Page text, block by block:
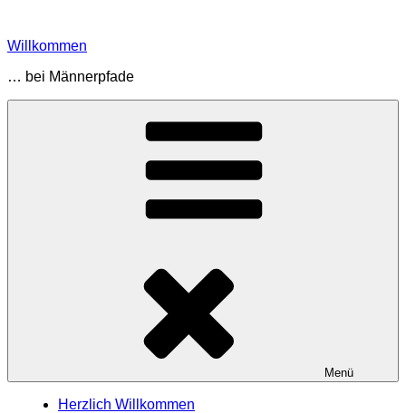
springen
Willkommen
… bei Männerpfade
Menü
Herzlich Willkommen